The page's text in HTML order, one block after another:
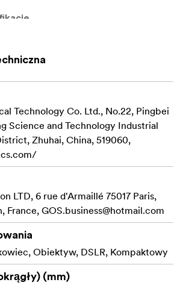
utratę szczegółów na całym
49, 52, 67, 72, 77, 82 i 95 mm w 3
2, 1/4 i 1/8
NiSima półmiękką, lekką
mieści się w torbie na aparat, a także
zamontować na nodze statywu, co
i praktyczne użytkowanie.
kołowych o maksymalnym
Technology Co. Ltd., No.22, Pingbei
Science and Technology Industrial
Zhuhai, China, 519060,
LTD, 6 rue d'Armaillé 75017 Paris,
France, GOS.business@hotmail.com
Obiektyw, DSLR, Kompaktowy
(mm)